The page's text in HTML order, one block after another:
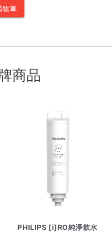
物車
商品
PHILIPS [i]RO純淨飲水